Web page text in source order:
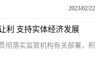
2023/02/22
利 支持实体经济发展
彻落实监管机构有关部署，积